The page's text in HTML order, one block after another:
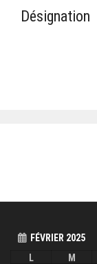
Désignation
FÉVRIER 2025
L
M